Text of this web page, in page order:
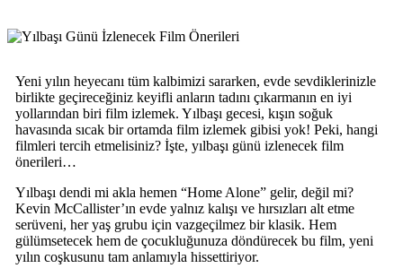
Yeni yılın heyecanı tüm kalbimizi sararken, evde sevdiklerinizle
birlikte geçireceğiniz keyifli anların tadını çıkarmanın en iyi
yollarından biri film izlemek. Yılbaşı gecesi, kışın soğuk
havasında sıcak bir ortamda film izlemek gibisi yok! Peki, hangi
filmleri tercih etmelisiniz? İşte, yılbaşı günü izlenecek film
önerileri…
Yılbaşı dendi mi akla hemen “Home Alone” gelir, değil mi?
Kevin McCallister’ın evde yalnız kalışı ve hırsızları alt etme
serüveni, her yaş grubu için vazgeçilmez bir klasik. Hem
gülümsetecek hem de çocukluğunuza döndürecek bu film, yeni
yılın coşkusunu tam anlamıyla hissettiriyor.